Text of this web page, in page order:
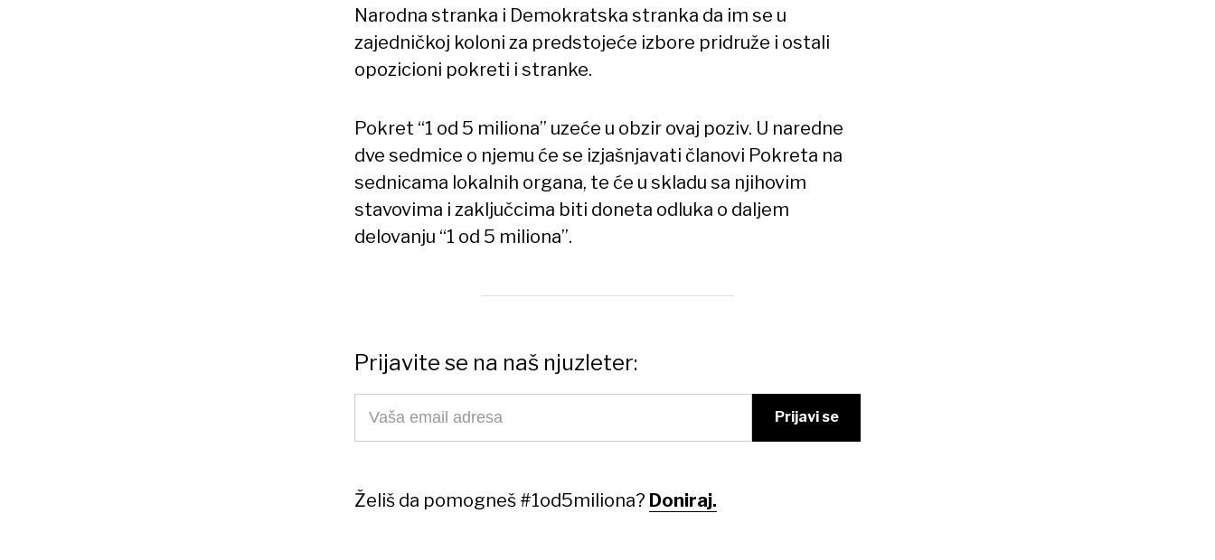
Narodna stranka i Demokratska stranka da im se u
zajedničkoj koloni za predstojeće izbore pridruže i ostali
opozicioni pokreti i stranke.
Pokret “1 od 5 miliona” uzeće u obzir ovaj poziv. U naredne
dve sedmice o njemu će se izjašnjavati članovi Pokreta na
sednicama lokalnih organa, te će u skladu sa njihovim
stavovima i zaključcima biti doneta odluka o daljem
delovanju “1 od 5 miliona”.
Prijavite se na naš njuzleter:
Želiš da pomogneš #1od5miliona? Doniraj.